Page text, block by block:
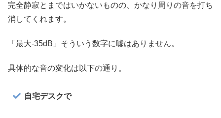
完全静寂とまではいかないものの、かなり周りの音を打ち
消してくれます。
「最大-35dB」そういう数字に嘘はありません。
具体的な音の変化は以下の通り。
自宅デスクで